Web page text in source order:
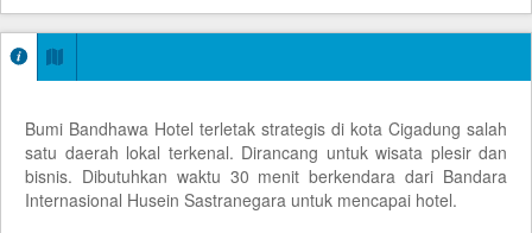
Bumi Bandhawa Hotel terletak strategis di kota Cigadung salah
satu daerah lokal terkenal. Dirancang untuk wisata plesir dan
bisnis. Dibutuhkan waktu 30 menit berkendara dari Bandara
Internasional Husein Sastranegara untuk mencapai hotel.